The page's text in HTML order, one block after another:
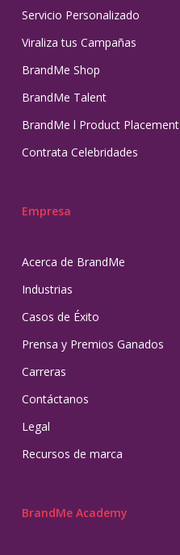
Servicio Personalizado
Viraliza tus Campañas
BrandMe Shop
BrandMe Talent
BrandMe l Product Placement
Contrata Celebridades
Empresa
Acerca de BrandMe
Industrias
Casos de Éxito
Prensa y Premios Ganados
Carreras
Contáctanos
Legal
Recursos de marca
BrandMe Academy